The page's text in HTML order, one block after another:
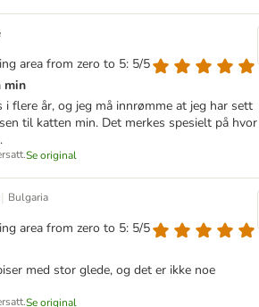
area from zero to 5: 5/5
min
flere år, og jeg må innrømme at jeg har sett
til katten min. Det merkes spesielt på hvor
Se original
| Bulgaria
area from zero to 5: 5/5
med stor glede, og det er ikke noe
Se original